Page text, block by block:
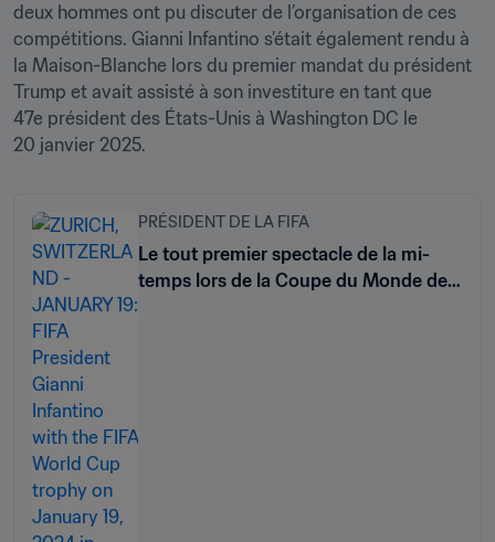
deux hommes ont pu discuter de l’organisation de ces
compétitions. Gianni Infantino s’était également rendu à
la Maison-Blanche lors du premier mandat du président
Trump et avait assisté à son investiture en tant que
47e président des États-Unis à Washington DC le
20 janvier 2025.
PRÉSIDENT DE LA FIFA
Le tout premier spectacle de la mi-
temps lors de la Coupe du Monde de